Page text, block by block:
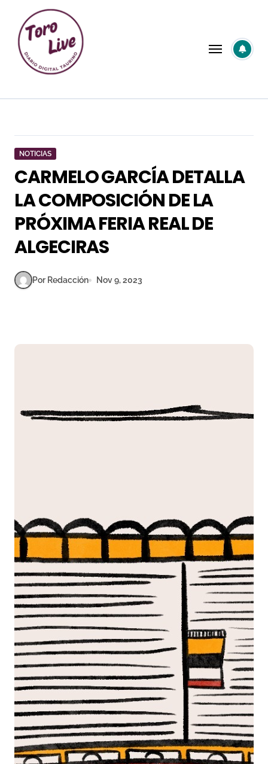
contenido
NOTICIAS
CARMELO GARCÍA DETALLA
LA COMPOSICIÓN DE LA
PRÓXIMA FERIA REAL DE
ALGECIRAS
Por Redacción Nov 9, 2023